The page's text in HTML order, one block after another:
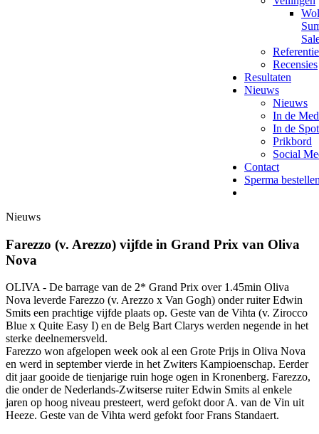
Recensies
Resultaten
Nieuws
Nieuws
In de
In de
Prikbord
Social
Contact
Sperma
Nieuws
Farezzo (v. Arezzo) vijfde in Grand Prix van Oliva
Nova
OLIVA - De barrage van de 2* Grand Prix over 1.45min Oliva
Nova leverde Farezzo (v. Arezzo x Van Gogh) onder ruiter Edwin
Smits een prachtige vijfde plaats op. Geste van de Vihta (v. Zirocco
Blue x Quite Easy I) en de Belg Bart Clarys werden negende in het
sterke deelnemersveld.
Farezzo won afgelopen week ook al een Grote Prijs in Oliva Nova
en werd in september vierde in het Zwiters Kampioenschap. Eerder
dit jaar gooide de tienjarige ruin hoge ogen in Kronenberg. Farezzo,
die onder de Nederlands-Zwitserse ruiter Edwin Smits al enkele
jaren op hoog niveau presteert, werd gefokt door A. van de Vin uit
Heeze. Geste van de Vihta werd gefokt foor Frans Standaert.